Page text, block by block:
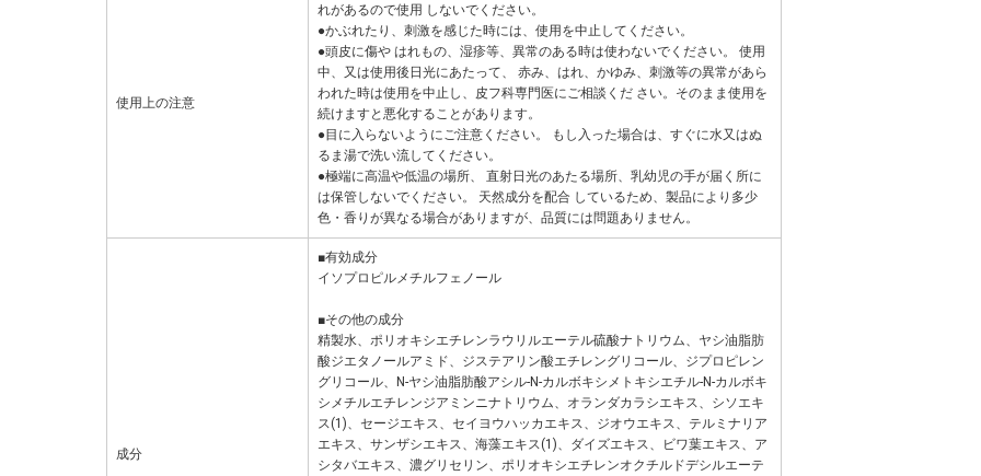
使用上の注意
れがあるので使用 しないでください。
●かぶれたり、刺激を感じた時には、使用を中止してください。
●頭皮に傷や はれもの、湿疹等、異常のある時は使わないでください。 使用
中、又は使用後日光にあたって、 赤み、はれ、かゆみ、刺激等の異常があら
われた時は使用を中止し、皮フ科専門医にご相談くだ さい。そのまま使用を
続けますと悪化することがあります。
●目に入らないようにご注意ください。 もし入った場合は、すぐに水又はぬ
るま湯で洗い流してください。
●極端に高温や低温の場所、 直射日光のあたる場所、乳幼児の手が届く所に
は保管しないでください。 天然成分を配合 しているため、製品により多少
色・香りが異なる場合がありますが、品質には問題ありません。
成分
■有効成分
イソプロピルメチルフェノール
■その他の成分
精製水、ポリオキシエチレンラウリルエーテル硫酸ナトリウム、ヤシ油脂肪
酸ジエタノールアミド、ジステアリン酸エチレングリコール、ジプロピレン
グリコール、N-ヤシ油脂肪酸アシル-N-カルボキシメトキシエチル-N-カルボキ
シメチルエチレンジアミンニナトリウム、オランダカラシエキス、シソエキ
ス(1)、セージエキス、セイヨウハッカエキス、ジオウエキス、テルミナリア
エキス、サンザシエキス、海藻エキス(1)、ダイズエキス、ビワ葉エキス、ア
シタバエキス、濃グリセリン、ポリオキシエチレンオクチルドデシルエーテ